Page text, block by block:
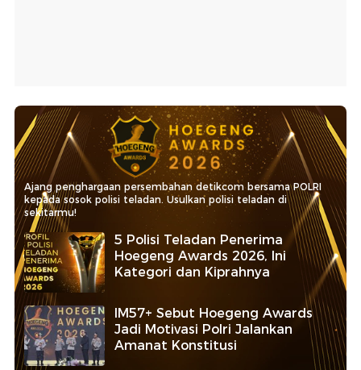
Ajang penghargaan persembahan detikcom bersama POLRI
kepada sosok polisi teladan. Usulkan polisi teladan di
sekitarmu!
5 Polisi Teladan Penerima
Hoegeng Awards 2026, Ini
Kategori dan Kiprahnya
IM57+ Sebut Hoegeng Awards
Jadi Motivasi Polri Jalankan
Amanat Konstitusi